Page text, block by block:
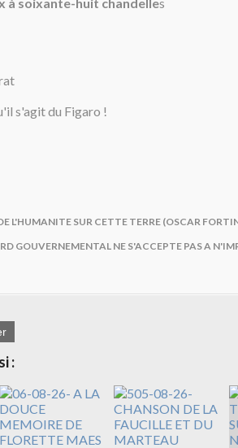
s'agit du Figaro !
L'HUMANITE SUR CETTE TERRE (OSCAR
GOUVERNEMENTAL NE S'ACCEPTE PAS A
: